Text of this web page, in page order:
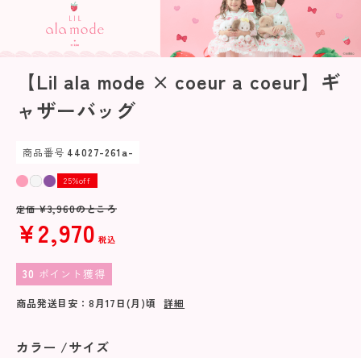
【Lil ala mode × coeur a coeur】ギ
ャザーバッグ
商品番号 44027-261a-
25%off
定価 ¥3,960のところ
¥2,970 税込
30 ポイント獲得
商品発送目安： 8月17日(月)頃 詳細
カラー サイズ